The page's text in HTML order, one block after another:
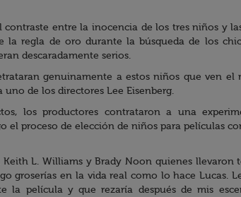
entre la inocencia de los tres niños y
la regla de oro durante la búsqueda de los
descaradamente serios.
genuinamente a estos niños que ven el
de los directores Lee Eisenberg.
los productores contrataron a una
el proceso de elección de niños para películas
L. Williams y Brady Noon quienes llevaron
groserías en la vida real como lo hace Lucas.
la película y que rezaría después de mis